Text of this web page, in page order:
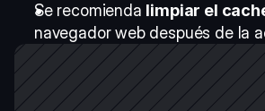
Se recomienda limpiar el
navegador web después de la